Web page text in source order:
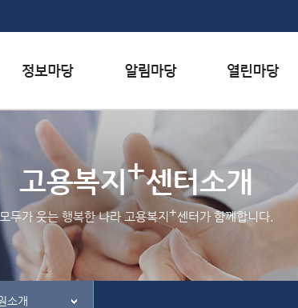
서식자료실
채용정보
인재정보
관련사이트
행사일정
공지사항
홍보/보도자료실
자주하는 질문
질문하기
칭찬하기
불친절 신고하기
고용복지+센터소개
모두가 웃는 행복한 나라 고용복지 +센터가 함께합니다.
소개